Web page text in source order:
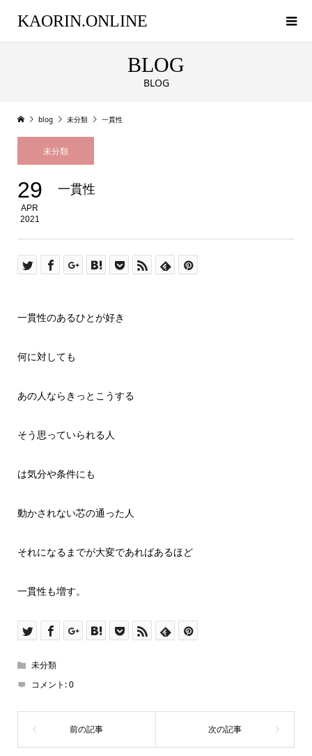
KAORIN.ONLINE
BLOG
BLOG
blog 未分類 一貫性
未分類
29
APR
2021
一貫性
一貫性のあるひとが好き
何に対しても
あの人ならきっとこうする
そう思っていられる人
は気分や条件にも
動かされない芯の通った人
それになるまでが大変であればあるほど
一貫性も増す。
未分類
コメント:0